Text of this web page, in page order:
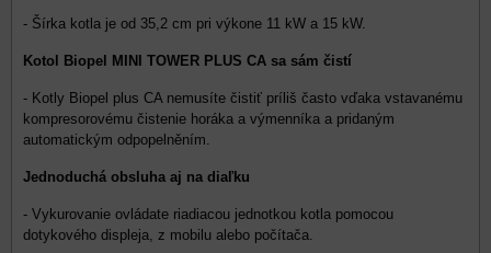
- Šírka kotla je od 35,2 cm pri výkone 11 kW a 15 kW.
Kotol Biopel MINI TOWER PLUS CA sa sám čistí
- Kotly Biopel plus CA nemusíte čistiť príliš často vďaka vstavanému
kompresorovému čistenie horáka a výmenníka a pridaným
automatickým odpopelněním.
Jednoduchá obsluha aj na diaľku
- Vykurovanie ovládate riadiacou jednotkou kotla pomocou
dotykového displeja, z mobilu alebo počítača.